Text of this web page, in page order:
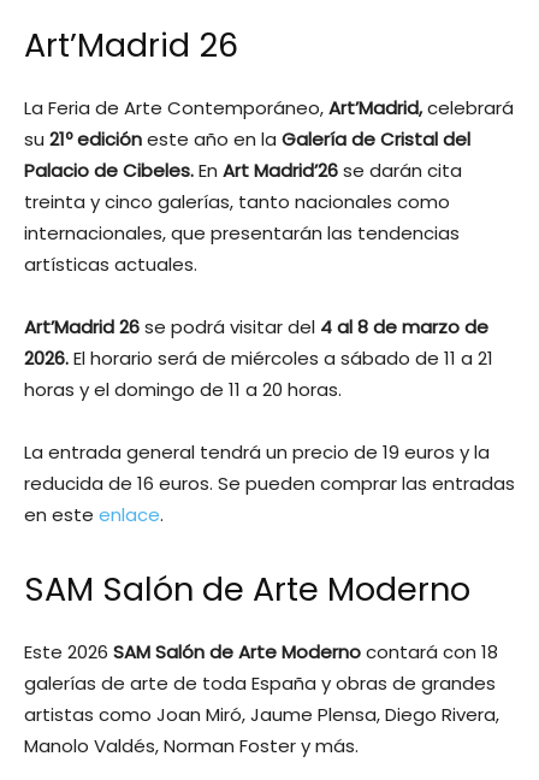
Art’Madrid 26
La Feria de Arte Contemporáneo,Art’Madrid,celebrará
su 21º edicióneste año en la Galería de Cristal del
Palacio de Cibeles.En Art Madrid’26se darán cita
treinta y cinco galerías, tanto nacionales como
internacionales, que presentarán las tendencias
artísticas actuales.
Art’Madrid 26se podrá visitar del 4 al 8 de marzo de
2026.El horario será de miércoles a sábado de 11 a 21
horas y el domingo de 11 a 20 horas.
La entrada general tendrá un precio de 19 euros y la
reducida de 16 euros. Se pueden comprar las entradas
en este enlace.
SAM Salón de Arte Moderno
Este 2026 SAM Salón de Arte Modernocontará con 18
galerías de arte de toda España y obras de grandes
artistas como Joan Miró, Jaume Plensa, Diego Rivera,
Manolo Valdés, Norman Foster y más.